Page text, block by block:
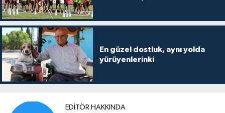
En güzel dostluk, aynı yolda
yürüyenlerinki
EDITÖR HAKKINDA